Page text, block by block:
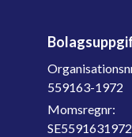
559163-1972
Momsregnr: